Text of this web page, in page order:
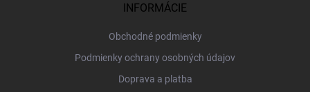
INFORMÁCIE
Obchodné podmienky
Podmienky ochrany osobných údajov
Doprava a platba